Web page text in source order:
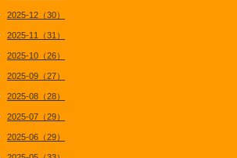
2025-12（30）
2025-11（31）
2025-10（26）
2025-09（27）
2025-08（28）
2025-07（29）
2025-06（29）